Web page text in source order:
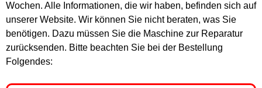
Wochen. Alle Informationen, die wir haben, befinden sich auf
unserer Website. Wir können Sie nicht beraten, was Sie
benötigen. Dazu müssen Sie die Maschine zur Reparatur
zurücksenden. Bitte beachten Sie bei der Bestellung
Folgendes: